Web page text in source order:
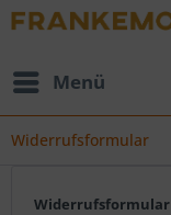
Menü
Widerrufsformular
Widerrufsformular